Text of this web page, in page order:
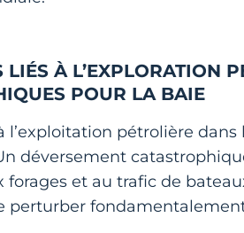
LIÉS À L’EXPLORATION
POUR LA BAIE
l’exploitation pétrolière dans
déversement
forages et au trafic de
perturber